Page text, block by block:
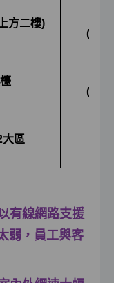
方二樓)
(
(
大區
有線網路支援
弱，員工與客